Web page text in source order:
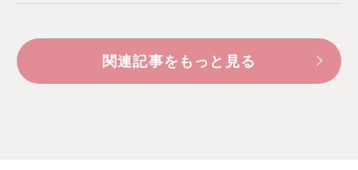
関連記事をもっと見る